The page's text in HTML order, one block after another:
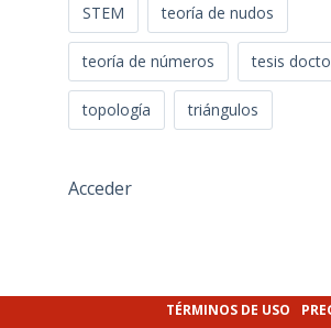
STEM teoría de nudos
teoría de números tesis
topología triángulos
Acceder
TÉRMINOS DE USO